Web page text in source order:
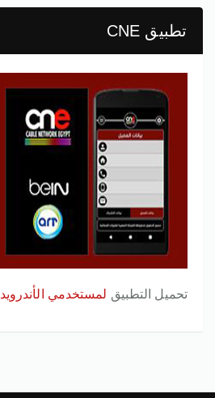
تطبيق CNE
تحميل التطبيق لمستخدمي الأندرويد